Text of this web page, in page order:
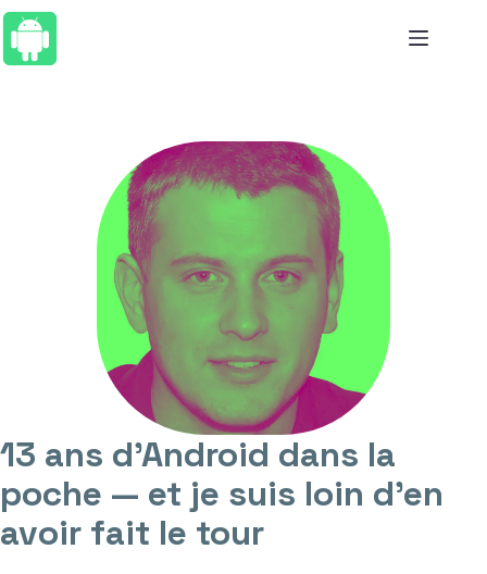
Passer
au
contenu
13 ans d’Android dans la
poche — et je suis loin d’en
avoir fait le tour